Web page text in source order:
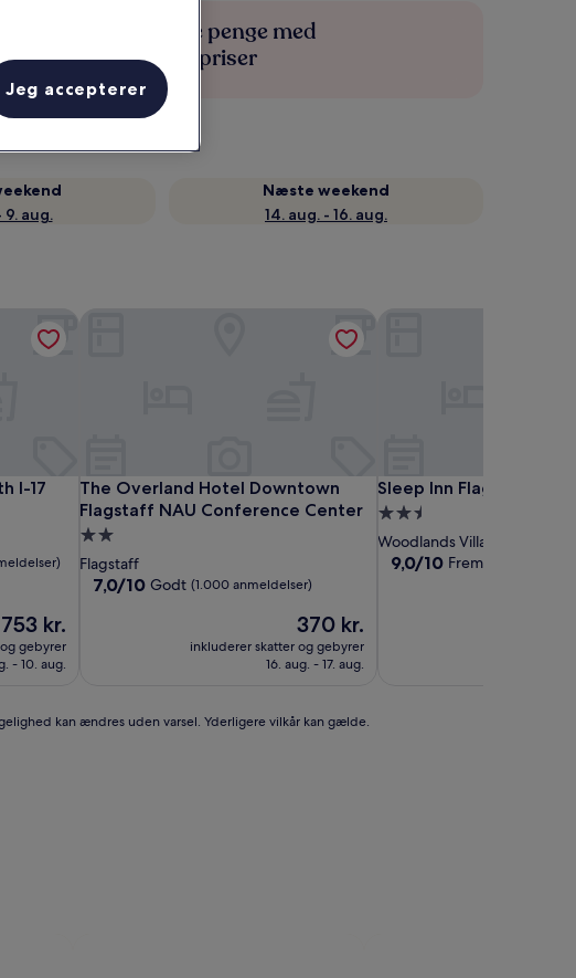
Spar flere penge med
medlemspriser
9. aug.
Næste weekend
14. aug. - 16. aug.
I-17
17
Prisen
er
753 kr.
753 kr.
gebyrer
- 10. aug.
The Overland Hotel Downtown
Flagstaff NAU Conference Center
The Overland Hotel Downtown Flagstaff NAU Conference
2.0-
stjernet
overnatningssted
Flagstaff
7.0
7,0/10 Godt (1.000 anmeldelser)
Prisen
er
370 kr.
370 kr.
inkluderer skatter og gebyrer
16. aug. - 17. aug.
The Overland Hotel Downtown Flagstaff NAU Conference
Sleep Inn Flagstaff
Sleep Inn Flagstaff
2.5-
stjernet
overnatningssted
Woodlands Village
9.0
9,0/10 Fremragende
kan ændres uden varsel. Yderligere vilkår kan gælde.
Jeg accepterer